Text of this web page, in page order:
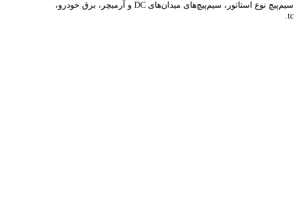
سیم‌های با روکش پلی‌استر اصلاح‌شده برای همه کاربردهای کلاس H مانند ترانسفورماتورهای نوع خشک، موتورهای HP کسری و انتگرال سیم‌پیچ نوع استاتور، سیم‌پیچ‌های میدان‌های DC و آرمیچر، برق خودرو،